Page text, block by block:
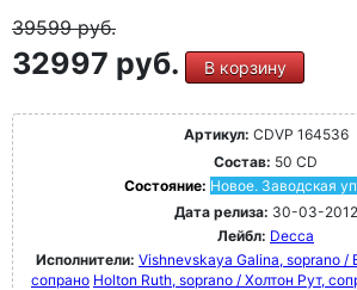
39599руб.
32997 руб. В корзину
Артикул: CDVP 164536
Состав: 50 CD
Состояние: Новое. Заводская
Дата релиза: 30-03-2012
Лейбл: Decca
Исполнители: Vishnevskaya Galina, soprano /
сопрано Holton Ruth, soprano / Холтон Рут,